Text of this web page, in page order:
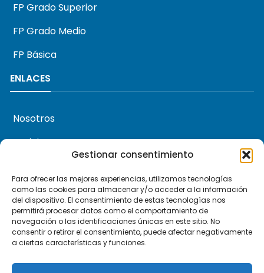
Gestionar consentimiento
Para ofrecer las mejores experiencias, utilizamos tecnologías
como las cookies para almacenar y/o acceder a la información
del dispositivo. El consentimiento de estas tecnologías nos
permitirá procesar datos como el comportamiento de
navegación o las identificaciones únicas en este sitio. No
consentir o retirar el consentimiento, puede afectar negativamente
a ciertas características y funciones.
FP Grado Superior
FP Grado Medio
FP Básica
ENLACES
Nosotros
Noticias
About us
Contacto Llámanos